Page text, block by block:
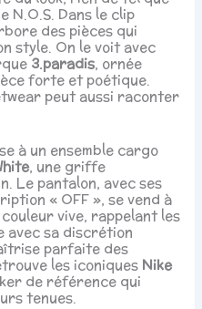
N.O.S. Dans le clip
des pièces qui
style. On le voit avec
3.paradis, ornée
forte et poétique.
peut aussi raconter
à un ensemble cargo
, une griffe
Le pantalon, avec ses
« OFF », se vend à
vive, rappelant les
avec sa discrétion
parfaite des
les iconiques Nike
de référence qui
tenues.